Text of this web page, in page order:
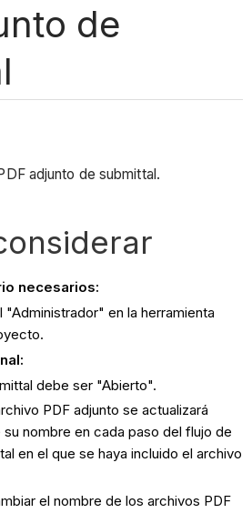
de
adjunto de submittal.
necesarios:
"Administrador" en la herramienta
debe ser "Abierto".
PDF adjunto se actualizará
nombre en cada paso del flujo de
en el que se haya incluido el archivo
el nombre de los archivos PDF